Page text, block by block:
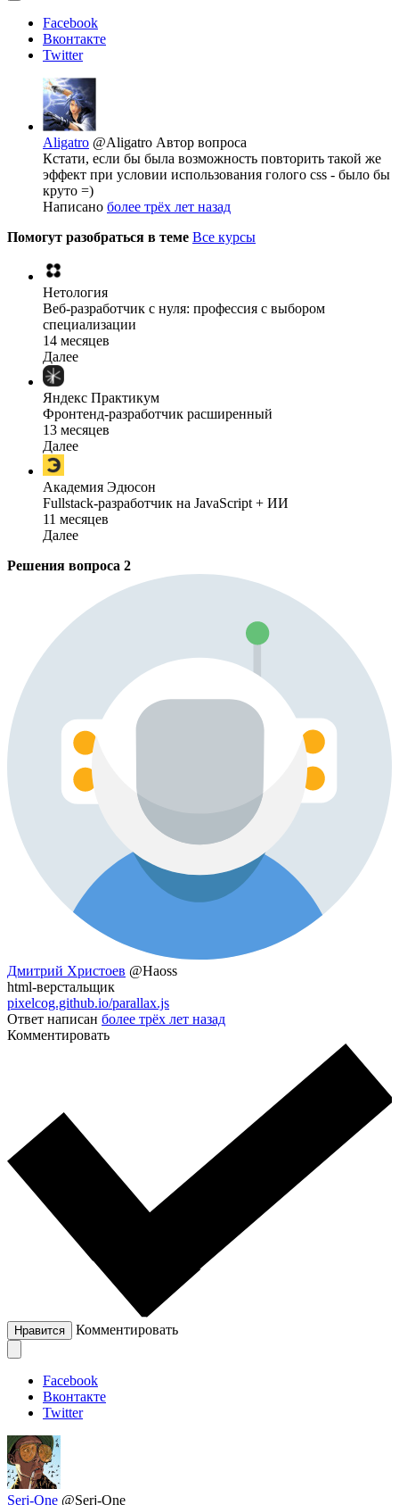
Facebook
Вконтакте
Twitter
Aligatro @Aligatro Автор вопроса
Кстати, если бы была возможность повторить такой же
эффект при условии использования голого css - было бы
круто =)
Написано более трёх лет назад
Помогут разобраться в теме Все курсы
Нетология
Веб-разработчик с нуля: профессия с выбором
специализации
14 месяцев
Далее
Яндекс Практикум
Фронтенд-разработчик расширенный
13 месяцев
Далее
Академия Эдюсон
Fullstack-разработчик на JavaScript + ИИ
11 месяцев
Далее
Решения вопроса 2
Дмитрий Христоев @Haoss
html-верстальщик
pixelcog.github.io/parallax.js
Ответ написан более трёх лет назад
Комментировать
Нравится Комментировать
Facebook
Вконтакте
Twitter
Serj-One @Serj-One